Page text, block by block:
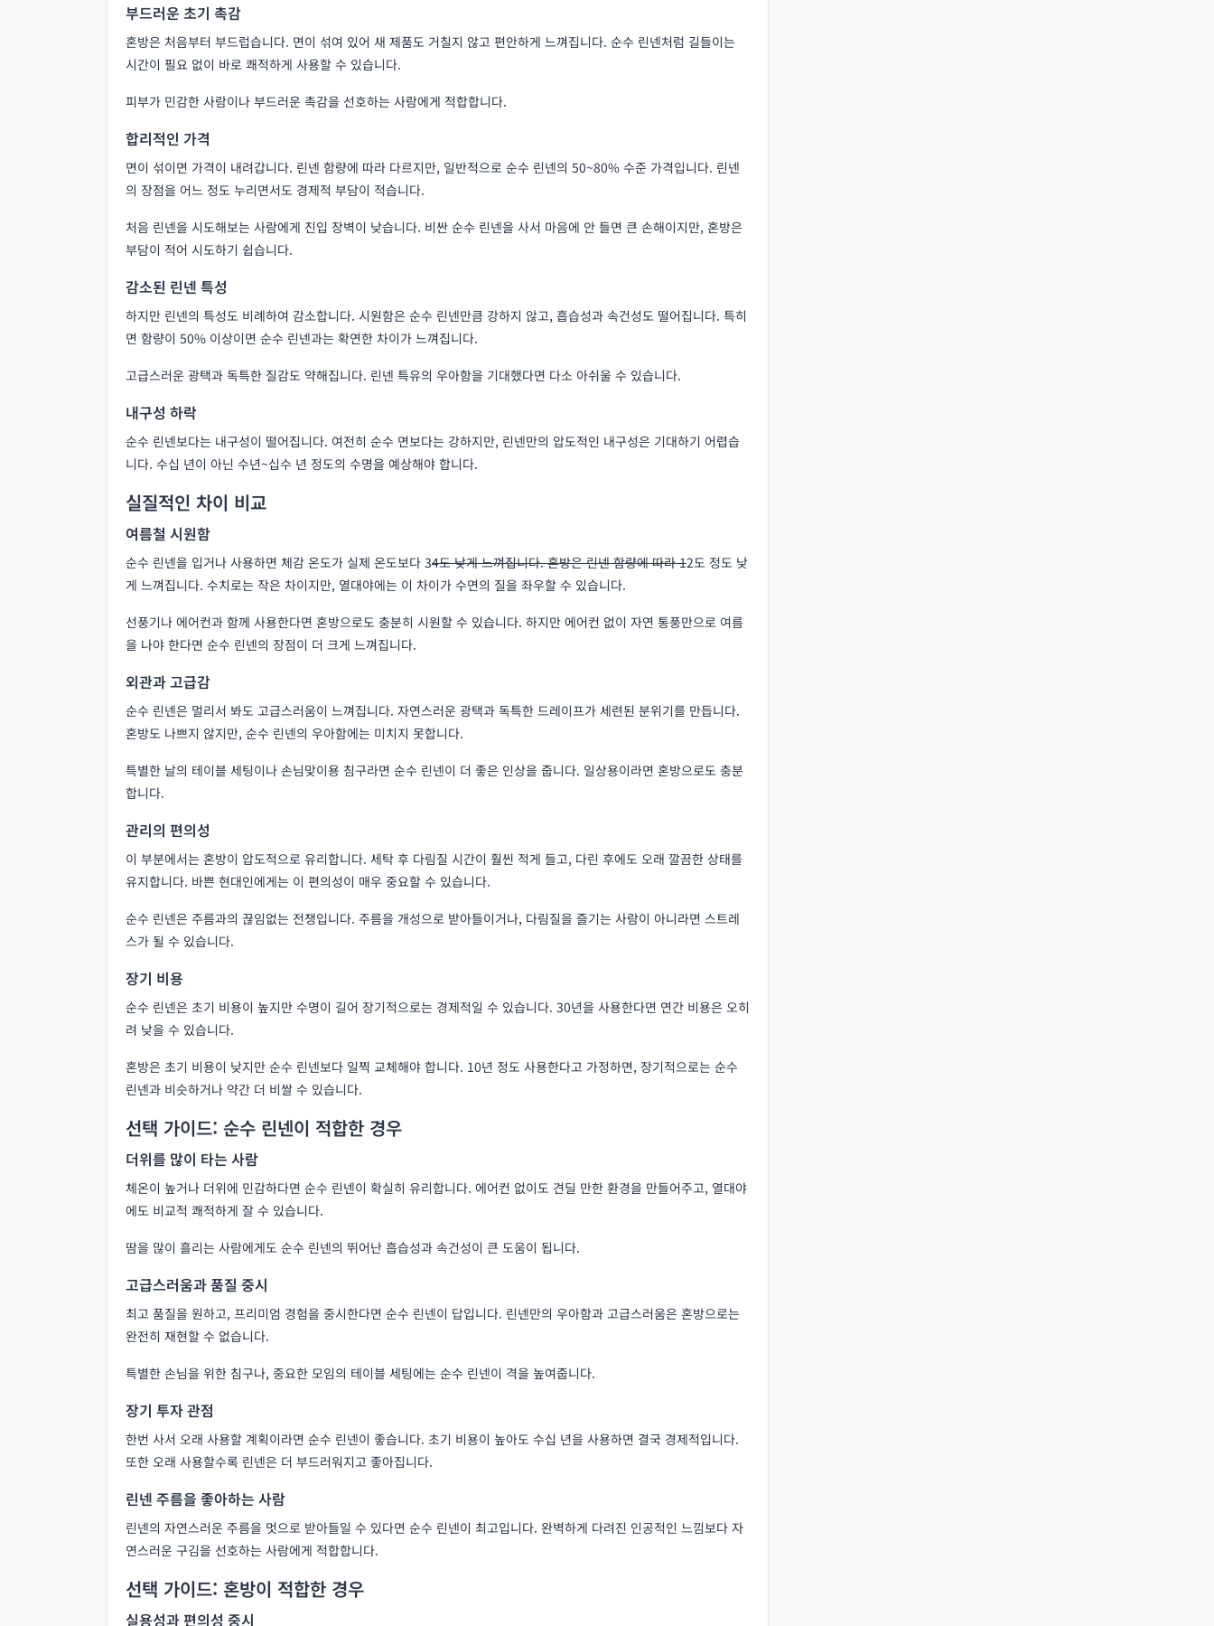
부드러운 초기 촉감
혼방은 처음부터 부드럽습니다. 면이 섞여 있어 새 제품도 거칠지 않고 편안하게 느껴집니다. 순수 린넨처럼 길들이는
시간이 필요 없이 바로 쾌적하게 사용할 수 있습니다.
피부가 민감한 사람이나 부드러운 촉감을 선호하는 사람에게 적합합니다.
합리적인 가격
면이 섞이면 가격이 내려갑니다. 린넨 함량에 따라 다르지만, 일반적으로 순수 린넨의 50~80% 수준 가격입니다. 린넨
의 장점을 어느 정도 누리면서도 경제적 부담이 적습니다.
처음 린넨을 시도해보는 사람에게 진입 장벽이 낮습니다. 비싼 순수 린넨을 사서 마음에 안 들면 큰 손해이지만, 혼방은
부담이 적어 시도하기 쉽습니다.
감소된 린넨 특성
하지만 린넨의 특성도 비례하여 감소합니다. 시원함은 순수 린넨만큼 강하지 않고, 흡습성과 속건성도 떨어집니다. 특히
면 함량이 50% 이상이면 순수 린넨과는 확연한 차이가 느껴집니다.
고급스러운 광택과 독특한 질감도 약해집니다. 린넨 특유의 우아함을 기대했다면 다소 아쉬울 수 있습니다.
내구성 하락
순수 린넨보다는 내구성이 떨어집니다. 여전히 순수 면보다는 강하지만, 린넨만의 압도적인 내구성은 기대하기 어렵습
니다. 수십 년이 아닌 수년~십수 년 정도의 수명을 예상해야 합니다.
실질적인 차이 비교
여름철 시원함
순수 린넨을 입거나 사용하면 체감 온도가 실제 온도보다 34도 낮게 느껴집니다. 혼방은 린넨 함량에 따라 12도 정도 낮
게 느껴집니다. 수치로는 작은 차이지만, 열대야에는 이 차이가 수면의 질을 좌우할 수 있습니다.
선풍기나 에어컨과 함께 사용한다면 혼방으로도 충분히 시원할 수 있습니다. 하지만 에어컨 없이 자연 통풍만으로 여름
을 나야 한다면 순수 린넨의 장점이 더 크게 느껴집니다.
외관과 고급감
순수 린넨은 멀리서 봐도 고급스러움이 느껴집니다. 자연스러운 광택과 독특한 드레이프가 세련된 분위기를 만듭니다.
혼방도 나쁘지 않지만, 순수 린넨의 우아함에는 미치지 못합니다.
특별한 날의 테이블 세팅이나 손님맞이용 침구라면 순수 린넨이 더 좋은 인상을 줍니다. 일상용이라면 혼방으로도 충분
합니다.
관리의 편의성
이 부분에서는 혼방이 압도적으로 유리합니다. 세탁 후 다림질 시간이 훨씬 적게 들고, 다린 후에도 오래 깔끔한 상태를
유지합니다. 바쁜 현대인에게는 이 편의성이 매우 중요할 수 있습니다.
순수 린넨은 주름과의 끊임없는 전쟁입니다. 주름을 개성으로 받아들이거나, 다림질을 즐기는 사람이 아니라면 스트레
스가 될 수 있습니다.
장기 비용
순수 린넨은 초기 비용이 높지만 수명이 길어 장기적으로는 경제적일 수 있습니다. 30년을 사용한다면 연간 비용은 오히
려 낮을 수 있습니다.
혼방은 초기 비용이 낮지만 순수 린넨보다 일찍 교체해야 합니다. 10년 정도 사용한다고 가정하면, 장기적으로는 순수
린넨과 비슷하거나 약간 더 비쌀 수 있습니다.
선택 가이드: 순수 린넨이 적합한 경우
더위를 많이 타는 사람
체온이 높거나 더위에 민감하다면 순수 린넨이 확실히 유리합니다. 에어컨 없이도 견딜 만한 환경을 만들어주고, 열대야
에도 비교적 쾌적하게 잘 수 있습니다.
땀을 많이 흘리는 사람에게도 순수 린넨의 뛰어난 흡습성과 속건성이 큰 도움이 됩니다.
고급스러움과 품질 중시
최고 품질을 원하고, 프리미엄 경험을 중시한다면 순수 린넨이 답입니다. 린넨만의 우아함과 고급스러움은 혼방으로는
완전히 재현할 수 없습니다.
특별한 손님을 위한 침구나, 중요한 모임의 테이블 세팅에는 순수 린넨이 격을 높여줍니다.
장기 투자 관점
한번 사서 오래 사용할 계획이라면 순수 린넨이 좋습니다. 초기 비용이 높아도 수십 년을 사용하면 결국 경제적입니다.
또한 오래 사용할수록 린넨은 더 부드러워지고 좋아집니다.
린넨 주름을 좋아하는 사람
린넨의 자연스러운 주름을 멋으로 받아들일 수 있다면 순수 린넨이 최고입니다. 완벽하게 다려진 인공적인 느낌보다 자
연스러운 구김을 선호하는 사람에게 적합합니다.
선택 가이드: 혼방이 적합한 경우
실용성과 편의성 중시